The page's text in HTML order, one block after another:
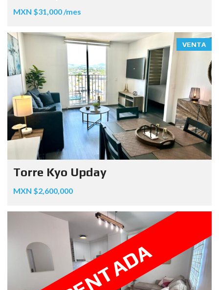
MXN $31,000 /mes
VENTA
Torre Kyo Upday
MXN $2,600,000
RENTADA